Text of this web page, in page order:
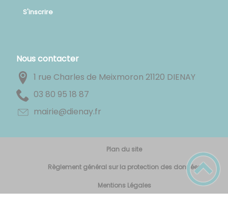
S'inscrire
Nous contacter
1 rue Charles de Meixmoron 21120 DIENAY
78 81 59 08 30
rf.yaneid@eiriam
Plan du site
Règlement général sur la protection des données
Mentions Légales